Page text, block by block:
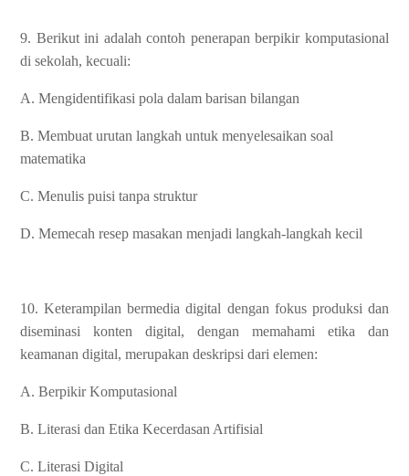
9. Berikut ini adalah contoh penerapan berpikir komputasional
di sekolah, kecuali:
A. Mengidentifikasi pola dalam barisan bilangan
B. Membuat urutan langkah untuk menyelesaikan soal
matematika
C. Menulis puisi tanpa struktur
D. Memecah resep masakan menjadi langkah-langkah kecil
10. Keterampilan bermedia digital dengan fokus produksi dan
diseminasi konten digital, dengan memahami etika dan
keamanan digital, merupakan deskripsi dari elemen:
A. Berpikir Komputasional
B. Literasi dan Etika Kecerdasan Artifisial
C. Literasi Digital